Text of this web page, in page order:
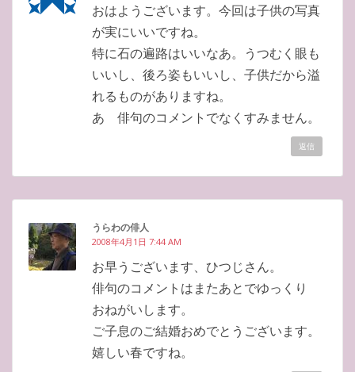
おはようございます。今回は子供の写真
が実にいいですね。
特に石の遍路はいいなあ。うつむく眼も
いいし、後ろ姿もいいし、子供だから溢
れるものがありますね。
あ 俳句のコメントでなくすみません。
返信
うらわの俳人
2008年4月1日 7:44 AM
お早うございます、ひつじさん。
俳句のコメントはまたあとでゆっくり
おねがいします。
ご子息のご結婚おめでとうございます。
嬉しい春ですね。